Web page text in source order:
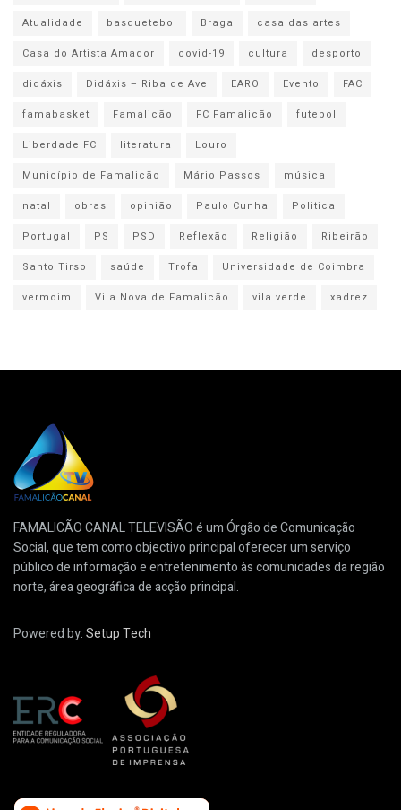
Atualidade
basquetebol Braga
casa das artes
Casa do Artista Amador
covid-19 cultura
desporto
didáxis
Didáxis – Riba de Ave EARO Evento
FAC
famabasket
Famalicão FC Famalicão
futebol
Liberdade FC
literatura
Louro
Município de Famalicão
Mário Passos
música
natal
obras opinião Paulo Cunha
Politica
Portugal
PS PSD Reflexão Religião
Ribeirão
Santo Tirso
saúde Trofa
Universidade de Coimbra
vermoim
Vila Nova de Famalicão vila verde xadrez
FAMALICÃO CANAL TELEVISÃO é um Órgão de Comunicação
Social, que tem como objectivo principal oferecer um serviço
público de informação e entretenimento às comunidades da região
norte, área geográfica de acção principal.
Powered by:Setup Tech